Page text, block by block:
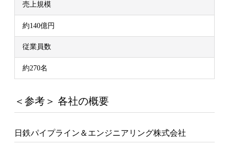
売上規模
約140億円
従業員数
約270名
＜参考＞ 各社の概要
日鉄パイプライン＆エンジニアリング株式会社